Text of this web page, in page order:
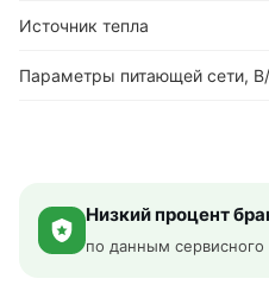
Источник тепла
Параметры питающей сети,
Низкий процент
по данным